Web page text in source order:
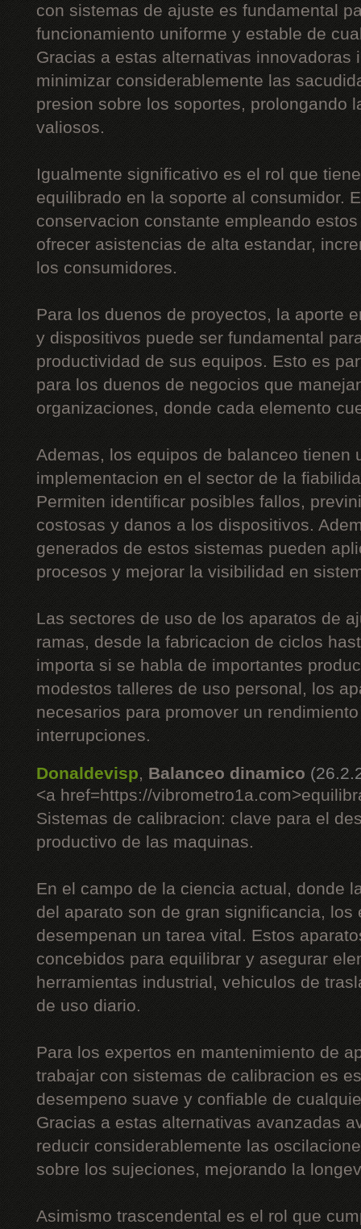
con sistemas de ajuste es fundamental
funcionamiento uniforme y estable de
Gracias a estas alternativas innovadoras
minimizar considerablemente las
presion sobre los soportes, prolongando
valiosos.
Igualmente significativo es el rol que
equilibrado en la soporte al consumidor.
conservacion constante empleando
ofrecer asistencias de alta estandar,
los consumidores.
Para los duenos de proyectos, la aporte
y dispositivos puede ser fundamental
productividad de sus equipos. Esto es
para los duenos de negocios que
organizaciones, donde cada elemento
Ademas, los equipos de balanceo tienen
implementacion en el sector de la
Permiten identificar posibles fallos,
costosas y danos a los dispositivos.
generados de estos sistemas pueden
procesos y mejorar la visibilidad en
Las sectores de uso de los aparatos de
ramas, desde la fabricacion de ciclos
importa si se habla de importantes
modestos talleres de uso personal, los
necesarios para promover un
interrupciones.
Donaldevisp, Balanceo dinamico
<a href=https://
Sistemas de calibracion: clave para el
productivo de las maquinas.
En el campo de la ciencia actual, donde
del aparato son de gran significancia, los
desempenan un tarea vital. Estos
concebidos para equilibrar y asegurar
herramientas industrial, vehiculos de
de uso diario.
Para los expertos en mantenimiento de
trabajar con sistemas de calibracion es
desempeno suave y confiable de
Gracias a estas alternativas avanzadas
reducir considerablemente las
sobre los sujeciones, mejorando la
Asimismo trascendental es el rol que